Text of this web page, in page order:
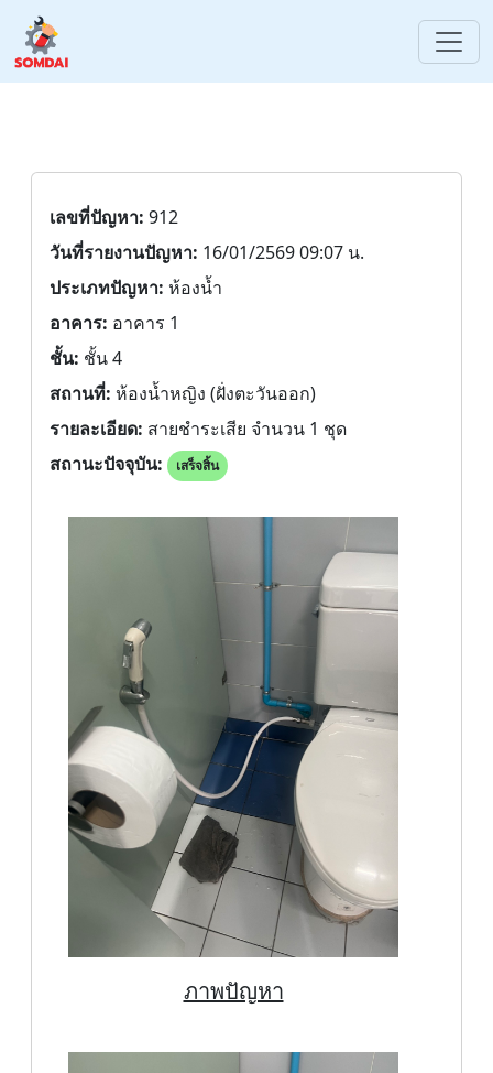
เลขที่ปัญหา: 912
วันที่รายงานปัญหา: 16/01/2569 09:07 น.
ประเภทปัญหา: ห้องน้ำ
อาคาร: อาคาร 1
ชั้น: ชั้น 4
สถานที่: ห้องน้ำหญิง (ฝั่งตะวันออก)
รายละเอียด: สายชำระเสีย จำนวน 1 ชุด
สถานะปัจจุบัน:
เสร็จสิ้น
ภาพปัญหา